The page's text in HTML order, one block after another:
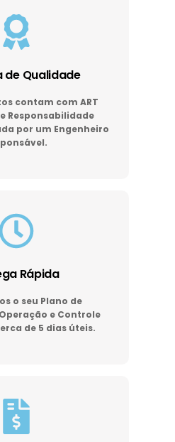
de Qualidade
contam com ART
Responsabilidade
por um Engenheiro
Rápida
o seu Plano de
e Controle
de 5 dias úteis.